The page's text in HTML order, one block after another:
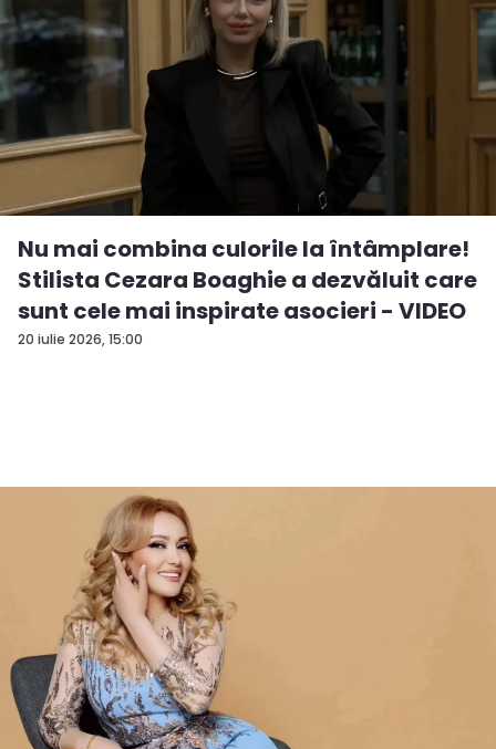
20 iulie 2026, 15:00
Nu mai combina culorile la întâmplare!
Stilista Cezara Boaghie a dezvăluit care
sunt cele mai inspirate asocieri - VIDEO